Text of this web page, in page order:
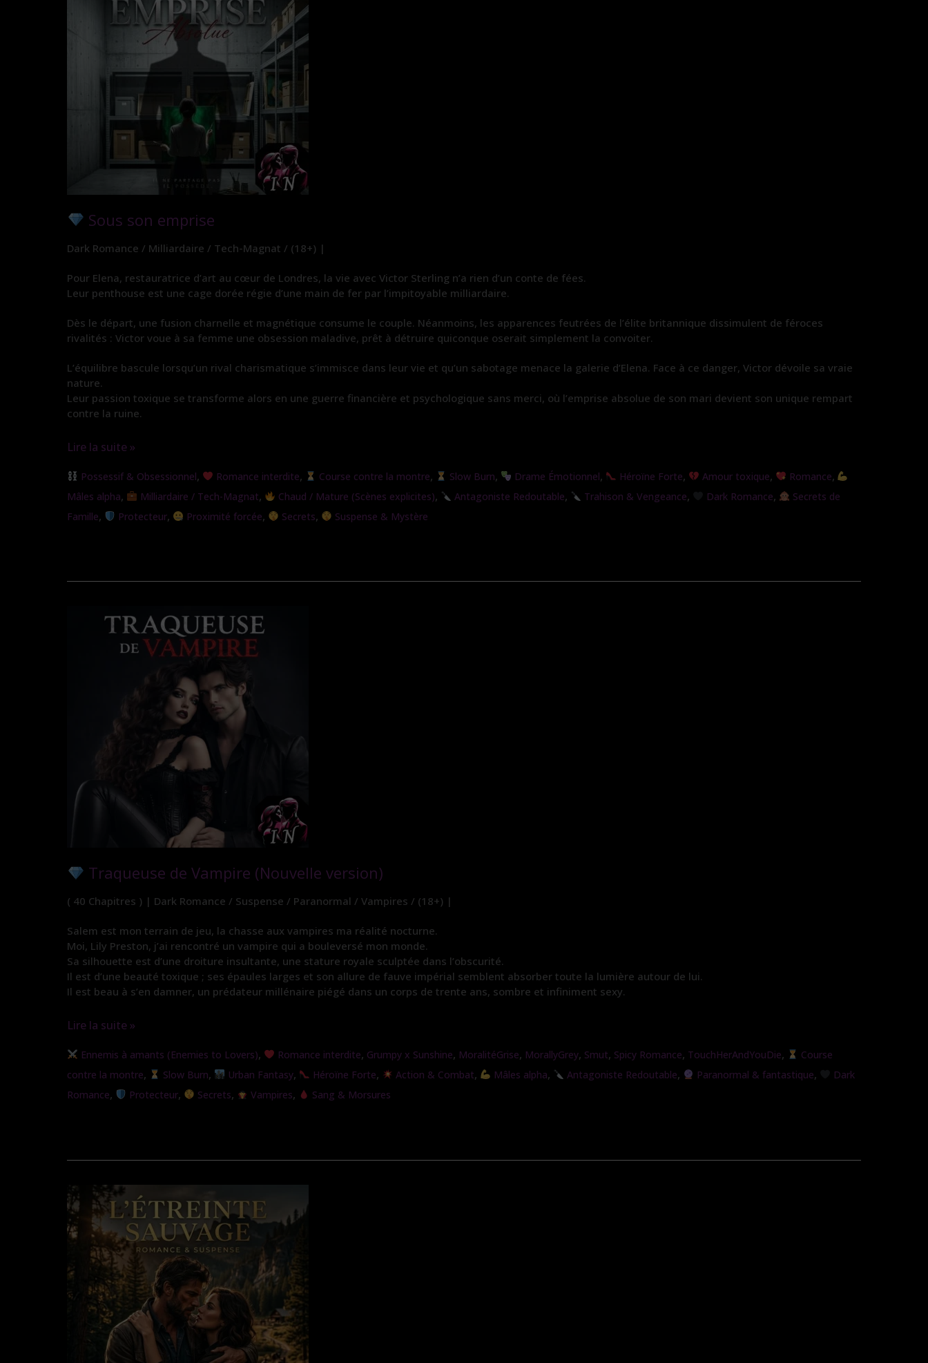
Sous son emprise
Dark Romance / Milliardaire / Tech-Magnat / (18+) |
Pour Elena, restauratrice d’art au cœur de Londres, la vie avec Victor Sterling n’a rien d’un conte de fées.
Leur penthouse est une cage dorée régie d’une main de fer par l’impitoyable milliardaire.
Dès le départ, une fusion charnelle et magnétique consume le couple. Néanmoins, les apparences feutrées de l’élite britannique dissimulent de féroces
rivalités : Victor voue à sa femme une obsession maladive, prêt à détruire quiconque oserait simplement la convoiter.
L’équilibre bascule lorsqu’un rival charismatique s’immisce dans leur vie et qu’un sabotage menace la galerie d’Elena. Face à ce danger, Victor dévoile sa vraie
nature.
Leur passion toxique se transforme alors en une guerre financière et psychologique sans merci, où l’emprise absolue de son mari devient son unique rempart
contre la ruine.
emprise
Lire la suite »
Possessif & Obsessionnel, Romance interdite, Course contre la montre, Slow Burn, Drame Émotionnel, Héroïne Forte, Amour toxique, Romance,
Mâles alpha, Milliardaire / Tech-Magnat, Chaud / Mature (Scènes explicites), Antagoniste Redoutable, Trahison & Vengeance, Dark Romance,
Secrets de
Famille, Protecteur, Proximité forcée, Secrets, Suspense & Mystère
Traqueuse de Vampire (Nouvelle version)
( 40 Chapitres ) | Dark Romance / Suspense / Paranormal / Vampires / (18+) |
Salem est mon terrain de jeu, la chasse aux vampires ma réalité nocturne.
Moi, Lily Preston, j’ai rencontré un vampire qui a bouleversé mon monde.
Sa silhouette est d’une droiture insultante, une stature royale sculptée dans l’obscurité.
Il est d’une beauté toxique ; ses épaules larges et son allure de fauve impérial semblent absorber toute la lumière autour de lui.
Il est beau à s’en damner, un prédateur millénaire piégé dans un corps de trente ans, sombre et infiniment sexy.
(Nouvelle
Lire la suite »
Ennemis à amants (Enemies to Lovers), Romance interdite, Grumpy x Sunshine, MoralitéGrise, MorallyGrey, Smut, Spicy Romance, TouchHerAndYouDie,
Course
contre la montre, Slow Burn, Urban Fantasy, Héroïne Forte, Action & Combat, Mâles alpha, Antagoniste Redoutable, Paranormal & fantastique,
Dark
Romance, Protecteur, Secrets, Vampires, Sang & Morsures